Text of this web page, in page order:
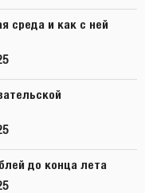
среда и как с ней
до конца лета